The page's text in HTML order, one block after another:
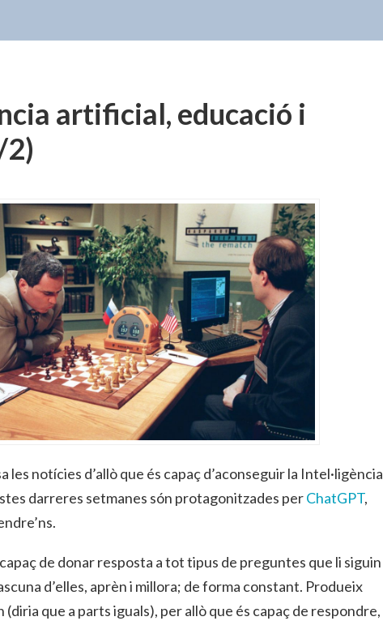
artificial, educació i
2)
les notícies d’allò que és capaç d’aconseguir la Intel·ligència
darreres setmanes són protagonitzades perChatGPT,
de donar resposta a tot tipus de preguntes que li siguin
d’elles, aprèn i millora; de forma constant. Produeix
que a parts iguals), per allò que és capaç de respondre,